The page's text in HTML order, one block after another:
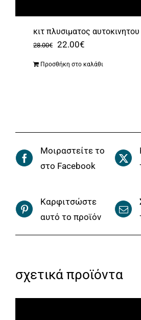
κιτ πλυσιματος
28.00€ Original
price
22.00€
τρέχουσα
Προσθήκη στο καλάθι
Μοιραστείτε το
στο Facebook
Καρφιτσώστε
αυτό το προϊόν
σχετικά προϊόντα